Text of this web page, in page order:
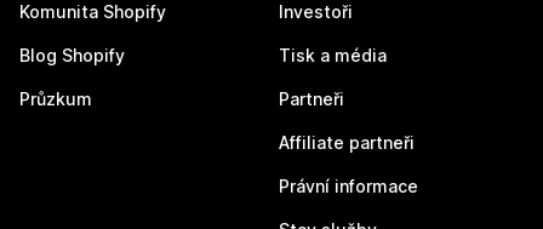
Komunita Shopify
Blog Shopify
Průzkum
Investoři
Tisk a média
Partneři
Affiliate partneři
Právní informace